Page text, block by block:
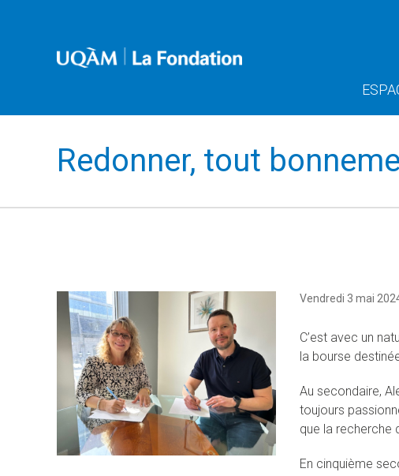
Redonner, tout
Vendredi 3 mai
C’est avec un
la bourse
Au secondaire,
toujours
que la recherche
En cinquième